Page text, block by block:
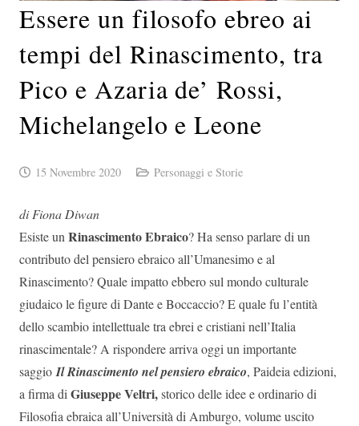
Essere un filosofo ebreo ai
tempi del Rinascimento, tra
Pico e Azaria de’ Rossi,
Michelangelo e Leone
15 Novembre 2020 Personaggi e Storie
di Fiona Diwan
Esiste unRinascimento Ebraico? Ha senso parlare di un
contributo del pensiero ebraico all’Umanesimo e al
Rinascimento? Quale impatto ebbero sul mondo culturale
giudaico le figure di Dante e Boccaccio? E quale fu l’entità
dello scambio intellettuale tra ebrei e cristiani nell’Italia
rinascimentale? A rispondere arriva oggi un importante
saggioIl Rinascimento nel pensiero ebraico, Paideia edizioni,
a firma diGiuseppe Veltri,storico delle idee e ordinario di
Filosofia ebraica all’Università di Amburgo, volume uscito